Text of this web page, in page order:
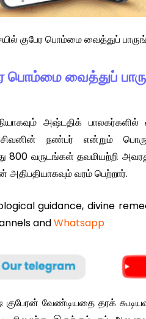
குபேர பொம்மை வைத்துப்
பொம்மை வைத்துப்
அஷ்டதிக்
சிவனின் நண்பர் என்றும்
800 வருடங்கள் தவமியற்றி
வரம் பெற்றார்.
guidance, divine
andWhatsapp
வேண்டியதை தரக்